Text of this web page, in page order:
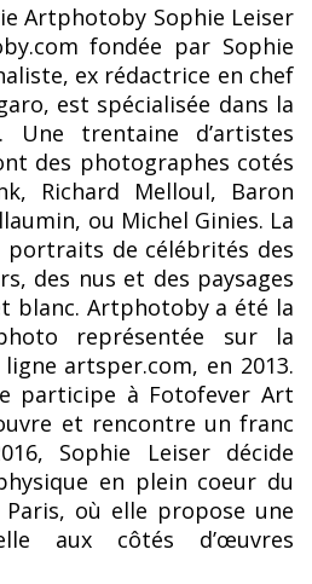
Artphotoby Sophie Leiser
fondée par Sophie
ex rédactrice en chef
est spécialisée dans la
Une trentaine d’artistes
des photographes cotés
Richard Melloul, Baron
ou Michel Ginies. La
portraits de célébrités des
des nus et des paysages
blanc. Artphotoby a été la
représentée sur la
artsper.com, en 2013.
participe à Fotofever Art
et rencontre un franc
Sophie Leiser décide
en plein coeur du
où elle propose une
aux côtés d’œuvres